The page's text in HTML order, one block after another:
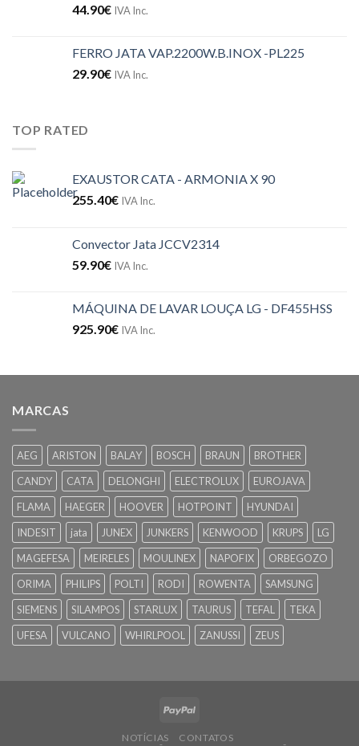
44.90€ IVA Inc.
FERRO JATA VAP.2200W.B.INOX -PL225
29.90€ IVA Inc.
TOP RATED
EXAUSTOR CATA - ARMONIA X 90
255.40€ IVA Inc.
Convector Jata JCCV2314
59.90€ IVA Inc.
MÁQUINA DE LAVAR LOUÇA LG - DF455HSS
925.90€ IVA Inc.
MARCAS
AEG ARISTON BALAY BOSCH BRAUN
BROTHER
CANDY
CATA DELONGHI ELECTROLUX
EUROJAVA
FLAMA
HAEGER HOOVER HOTPOINT
HYUNDAI
INDESIT
jata JUNEX JUNKERS KENWOOD KRUPS
LG
MAGEFESA
MEIRELES MOULINEX NAPOFIX
ORBEGOZO
ORIMA
PHILIPS POLTI RODI ROWENTA
SAMSUNG
SIEMENS
SILAMPOS STARLUX TAURUS TEFAL
TEKA
UFESA
VULCANO WHIRLPOOL ZANUSSI ZEUS
NOTÍCIAS
CONTATOS